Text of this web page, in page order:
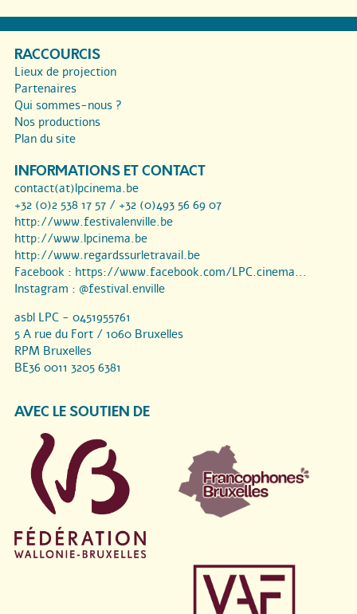
RACCOURCIS
Lieux de projection
Partenaires
Qui sommes-nous ?
Nos productions
Plan du site
INFORMATIONS ET CONTACT
contact(at)lpcinema.be
+32 (0)2 538 17 57 / +32 (0)493 56 69 07
http://www.festivalenville.be
http://www.lpcinema.be
http://www.regardssurletravail.be
Facebook : https://www.facebook.com/LPC.cinema...
Instagram : @festival.enville
asbl LPC - 0451955761
5 A rue du Fort / 1060 Bruxelles
RPM Bruxelles
BE36 0011 3205 6381
AVEC LE SOUTIEN DE